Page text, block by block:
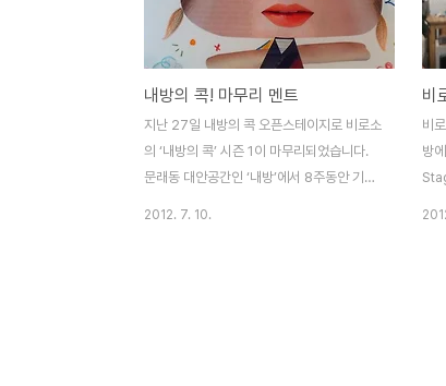
실 수 있는 기회로 확장시켜 나갈 예정입니
다. 3월 6일 개강, 비로소 글을 쓰다 (2기) 모
집 안내 : 수강일정- 2013년 1월 23일부터
매주 수요일 오후(3시-5시) 또는 저녁(7
시-9시) : 수강인원- 8명 : 수강료 - 30000
원/1회 (동시결제 가능) 위즈돔을 통한..
을
기
들
이
그
나
그
내방의 콕! 마무리 멘트
지난 27일 내방의 콕 오픈스테이지로 비로소
의 ‘내방의 콕’ 시즌 1이 마무리되었습니다.
문래동 대안공간인 ‘내방’에서 8주동안 기타,
2012. 7. 10.
비
비
방
만